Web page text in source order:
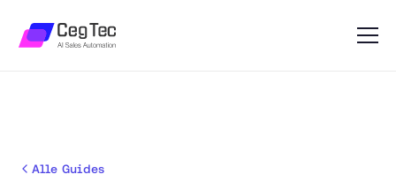
Alle Guides